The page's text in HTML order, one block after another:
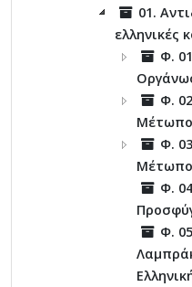
01.
ελληνικές
Φ.
Φ.
Φ.
Φ.
Φ.